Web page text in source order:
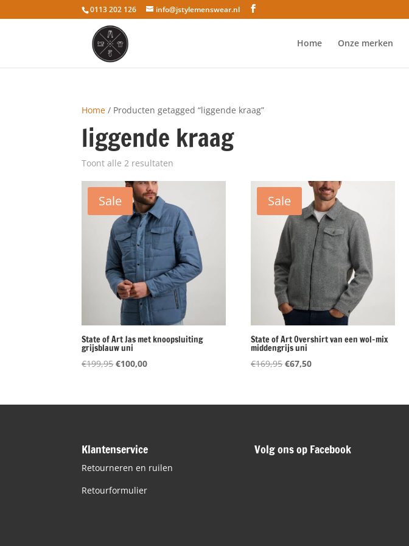
0113 202 126 info@jstylemenswear.nl
Home Onze merken
Home / Producten getagged “liggende kraag”
liggende kraag
Toont alle 2 resultaten
Sale
State of Art Jas met knoopsluiting
grijsblauw uni
€199,95Oorspronkelijke
€199,95.
€100,00Huidige
€100,00.
Sale
State of Art Overshirt van een wol-mix
middengrijs uni
€169,95Oorspronkelijke
€169,95.
€67,50Huidige
€67,50.
Klantenservice
Retourneren en ruilen
Retourformulier
Volg ons op Facebook